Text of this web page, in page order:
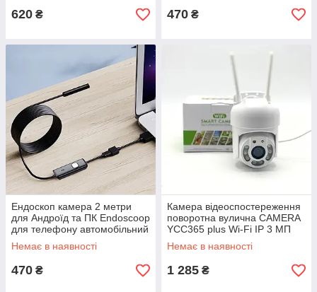
620 ₴ 470 ₴
Ендоскоп камера 2 метри
для Андроїд та ПК Endoscoop
для телефону автомобільний
Немає в наявності
470 ₴
Камера відеоспостереження
поворотна вулична CAMERA
YCC365 plus Wi-Fi IP 3 МП
для зовнішнього
спостереження та будинку
Немає в наявності
1 285 ₴